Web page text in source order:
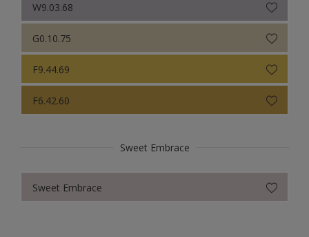
W9.03.68
G0.10.75
F9.44.69
F6.42.60
Sweet Embrace
Sweet Embrace